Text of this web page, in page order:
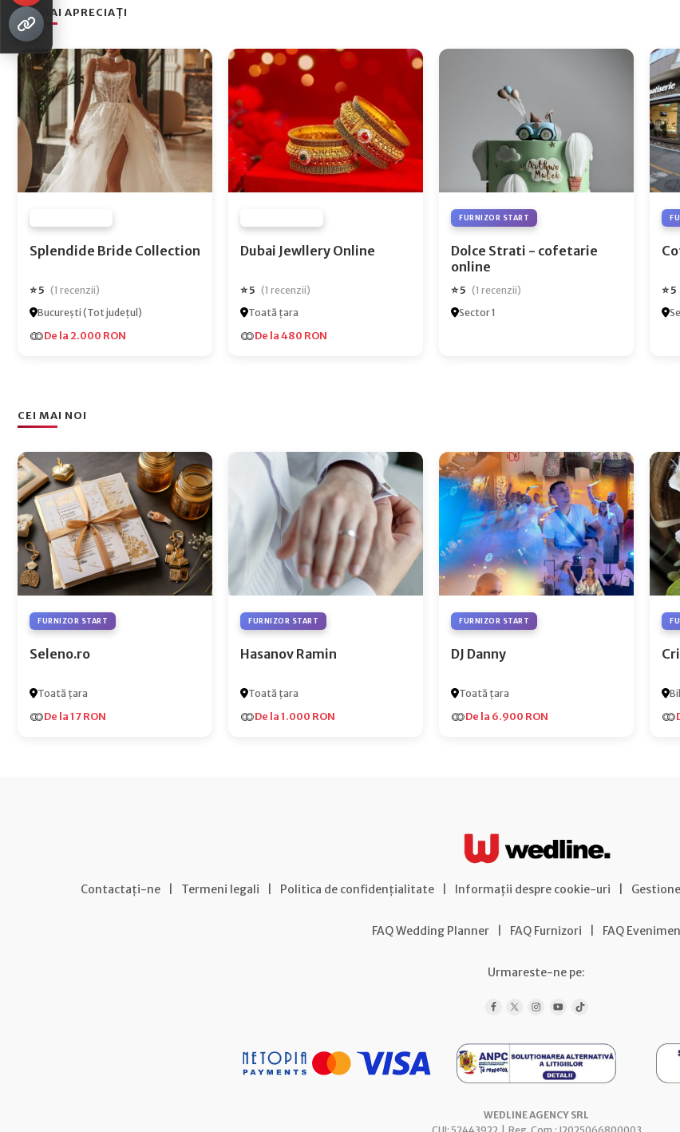
CEI MAI APRECIAȚI
Splendide Bride Collection
⭐ 5 (1 recenzii)
București (Tot județul)
De la 2.000 RON
Dubai Jewllery Online
⭐ 5 (1 recenzii)
Toată țara
De la 480 RON
FURNIZOR START
Dolce Strati - cofetarie
online
⭐ 5 (1 recenzii)
Sector 1
⭐ 5
CEI MAI NOI
FURNIZOR START
Seleno.ro
Toată țara
De la 17 RON
FURNIZOR START
Hasanov Ramin
Toată țara
De la 1.000 RON
FURNIZOR START
DJ Danny
Toată țara
De la 6.900 RON
Contactați-ne Termeni legali Politica de confidențialitate Informații despre cookie-uri
FAQ Wedding Planner FAQ Furnizori FAQ
Urmareste-ne pe:
WEDLINE AGENCY SRL